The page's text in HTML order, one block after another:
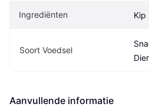
Ingrediënten Kip
Soort Voedsel
Aanvullende informatie